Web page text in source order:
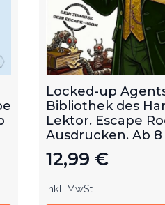
Locked-up
Bibliothek des
Lektor. Escape
Ausdrucken. Ab 8
12,99 €
inkl. MwSt.